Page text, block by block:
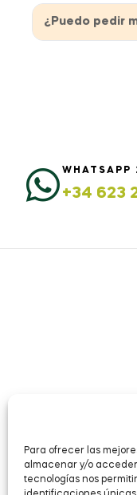
Para ofrecer las
almacenar y/o
tecnologías nos
¿Puedo pedir
+34 623